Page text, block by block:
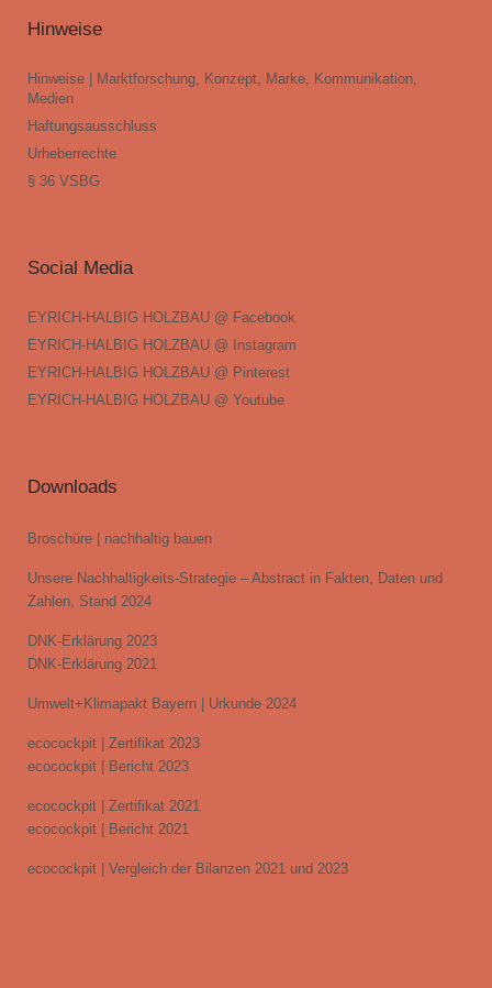
Hinweise
Hinweise | Marktforschung, Konzept, Marke, Kommunikation,
Medien
Haftungsausschluss
Urheberrechte
§ 36 VSBG
Social Media
EYRICH-HALBIG HOLZBAU @ Facebook
EYRICH-HALBIG HOLZBAU @ Instagram
EYRICH-HALBIG HOLZBAU @ Pinterest
EYRICH-HALBIG HOLZBAU @ Youtube
Downloads
Broschüre | nachhaltig bauen
Unsere Nachhaltigkeits-Strategie – Abstract in Fakten, Daten und
Zahlen, Stand 2024
DNK-Erklärung 2023
DNK-Erklärung 2021
Umwelt+Klimapakt Bayern | Urkunde 2024
ecocockpit | Zertifikat 2023
ecocockpit | Bericht 2023
ecocockpit | Zertifikat 2021
ecocockpit | Bericht 2021
ecocockpit | Vergleich der Bilanzen 2021 und 2023